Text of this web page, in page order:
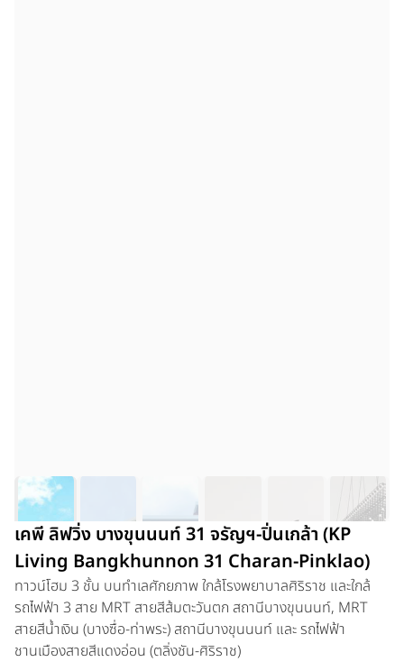
เคพี ลิฟวิ่ง บางขุนนนท์ 31 จรัญฯ-ปิ่นเกล้า (KP
Living Bangkhunnon 31 Charan-Pinklao)
ทาวน์โฮม 3 ชั้น บนทำเลศักยภาพ ใกล้โรงพยาบาลศิริราช และใกล้
รถไฟฟ้า 3 สาย MRT สายสีส้มตะวันตก สถานีบางขุนนนท์, MRT
สายสีน้ำเงิน (บางซื่อ-ท่าพระ) สถานีบางขุนนนท์ และ รถไฟฟ้า
ชานเมืองสายสีแดงอ่อน (ตลิ่งชัน-ศิริราช)